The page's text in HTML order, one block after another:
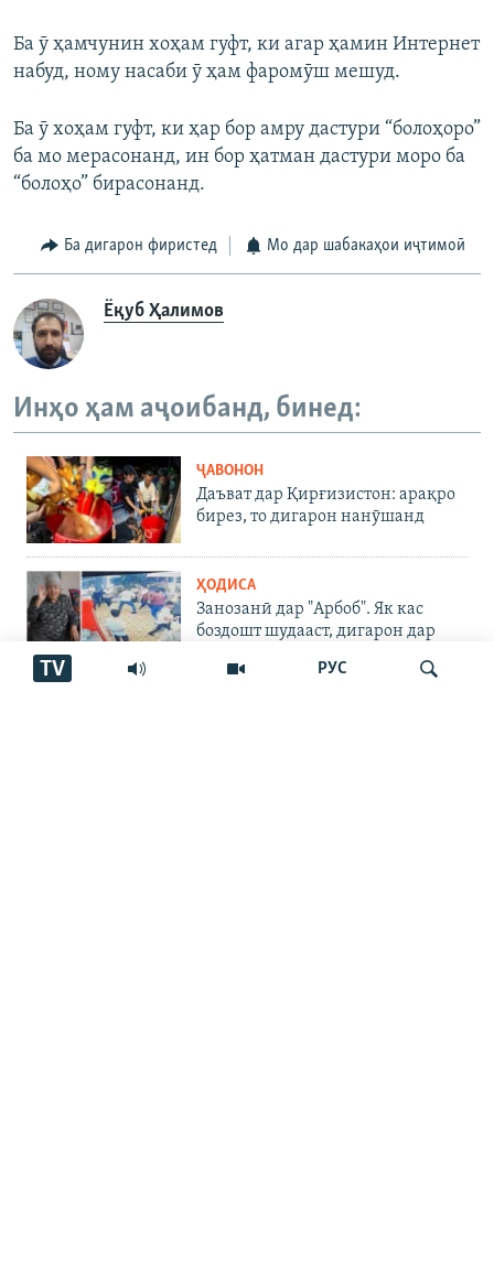
РУС
TV
Ба ӯ ҳамчунин хоҳам гуфт, ки агар ҳамин Интернет
набуд, ному насаби ӯ ҳам фаромӯш мешуд.
Ба ӯ хоҳам гуфт, ки ҳар бор амру дастури “болоҳоро”
ба мо мерасонанд, ин бор ҳатман дастури моро ба
“болоҳо” бирасонанд.
Ба дигарон фиристед Мо дар шабакаҳои иҷтимоӣ
Ёқуб Ҳалимов
Инҳо ҳам аҷоибанд, бинед:
ҶАВОНОН
Даъват дар Қирғизистон: арақро
бирез, то дигарон нанӯшанд
ҲОДИСА
Занозанӣ дар "Арбоб". Як кас
боздошт шудааст, дигарон дар